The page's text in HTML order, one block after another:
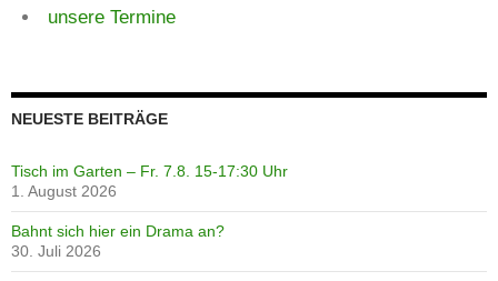
unsere Termine
NEUESTE BEITRÄGE
Tisch im Garten – Fr. 7.8. 15-17:30 Uhr
1. August 2026
Bahnt sich hier ein Drama an?
30. Juli 2026